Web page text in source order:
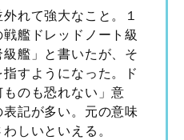
れて強大なこと。１
艦ドレッドノート級
艦」と書いたが、そ
すようになった。ド
のも恐れない」意
記が多い。元の意味
しいといえる。